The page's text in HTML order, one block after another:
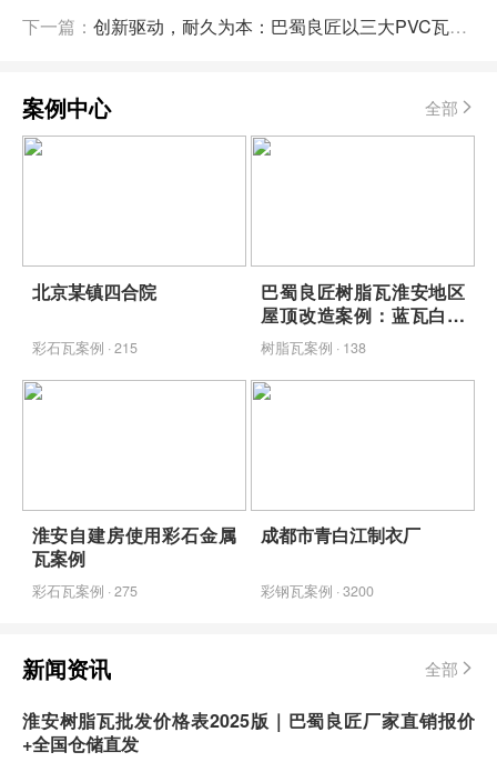
下一篇： 创新驱动，耐久为本：巴蜀良匠以三大PVC瓦产品系列引领工业建筑屋面新标准
案例中心 全部
北京某镇四合院
彩石瓦案例 · 215
巴蜀良匠树脂瓦淮安地区
屋顶改造案例：蓝瓦白墙
映青山，包工包料省心焕
新
树脂瓦案例 · 138
淮安自建房使用彩石金属
瓦案例
彩石瓦案例 · 275
成都市青白江制衣厂
彩钢瓦案例 · 3200
新闻资讯 全部
淮安树脂瓦批发价格表2025版｜巴蜀良匠厂家直销报价
+全国仓储直发